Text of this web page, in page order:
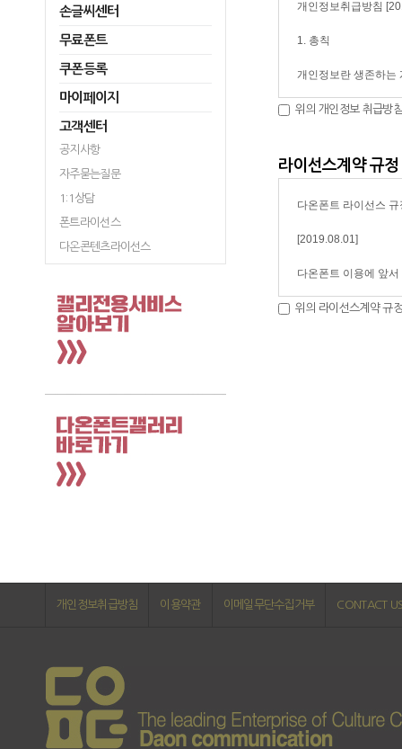
손글씨센터
무료폰트
쿠폰등록
마이페이지
고객센터
공지사항
자주묻는질문
1:1상담
폰트라이선스
다온콘텐츠라이선스
위의 개인정보 취급방
라이선스계약 규정
위의 라이선스계약 규
개인정보취급방침 이용약관 이메일무단수집거부 CONTACT